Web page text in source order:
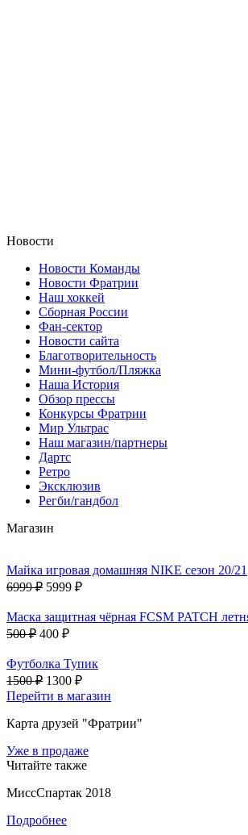
Новости
Новости Команды
Новости Фратрии
Наш хоккей
Сборная России
Фан-cектор
Новости сайта
Благотворительность
Мини-футбол/Пляжка
Наша История
Обзор прессы
Конкурсы Фратрии
Мир Ультрас
Наш магазин/партнеры
Дартс
Ретро
Эксклюзив
Регби/гандбол
Магазин
Майка игровая домашняя NIKE сезон 20/21
6999 ₽ 5999 ₽
Маска защитная чёрная FCSM PATCH
500 ₽ 400 ₽
Футболка Тупик
1500 ₽ 1300 ₽
Перейти в магазин
Карта друзей "Фратрии"
Уже в продаже
Читайте также
МиссСпартак 2018
Подробнее